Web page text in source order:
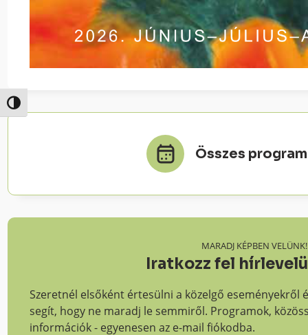
Nagy kontraszt váltása
Összes
MARADJ KÉPBEN VELÜNK!
Iratkozz fel
Szeretnél elsőként értesülni a közelgő eseményekről
segít, hogy ne maradj le semmiről. Programok,
információk - egyenesen az e-mail fiókodba.